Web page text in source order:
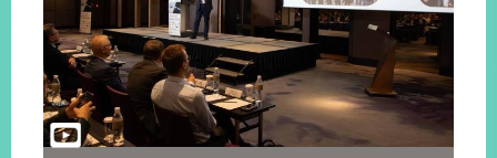
YouTube
RSS
政
府